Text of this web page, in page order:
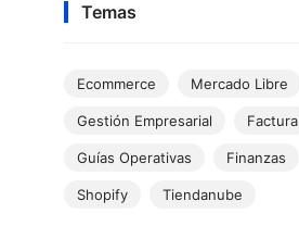
Temas
Ecommerce Mercado Libre
Gestión Empresarial Factura
Guías Operativas Finanzas
Shopify Tiendanube